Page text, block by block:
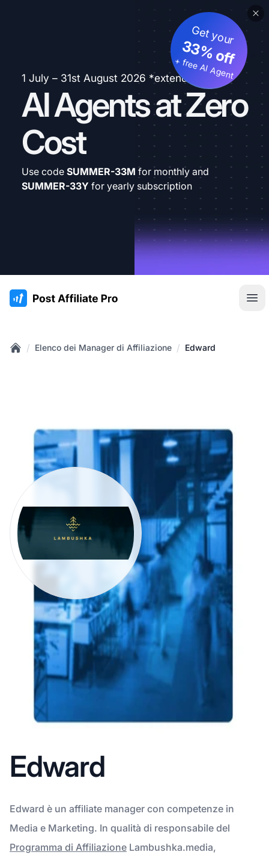
1 July – 31st August 2026 *extended
AI Agents at Zero
Cost
Get your
33% off
+ free AI Agent
Use code SUMMER-33M for monthly and
SUMMER-33Y for yearly subscription
:site.title
/ Elenco dei Manager di Affiliazione / Edward
Edward
Edward è un affiliate manager con competenze in
Media e Marketing. In qualità di responsabile del
Programma di Affiliazione Lambushka.media,